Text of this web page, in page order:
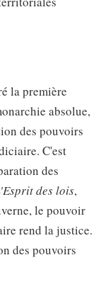
la première
absolue,
des pouvoirs
C'est
des
des lois,
le pouvoir
rend la justice.
des pouvoirs